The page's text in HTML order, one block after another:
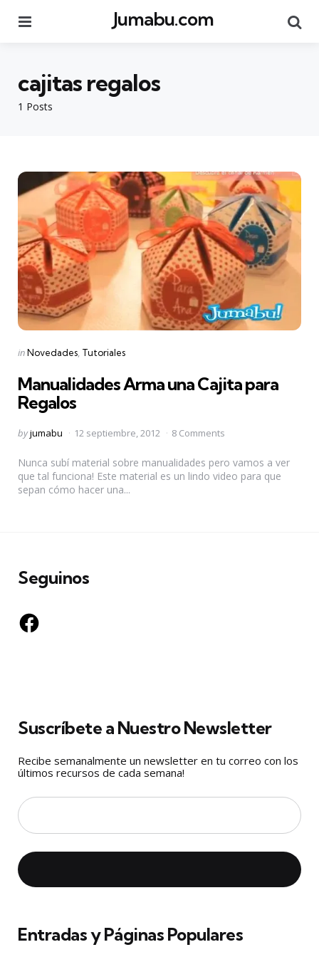
Jumabu.com
1 Posts
cajitas regalos
Categories
Posted
inNovedades Tutoriales
Manualidades Arma una Cajita para
Regalos
Posted
byjumabu 12 septiembre, 2012 8 Comments
Nunca subí material sobre manualidades pero vamos a ver
que tal funciona! Este material es un lindo video para que
sepan cómo hacer una...
Seguinos
Facebook
Suscríbete a Nuestro Newsletter
Recibe semanalmente un newsletter en tu correo con los
últimos recursos de cada semana!
Entradas y Páginas Populares